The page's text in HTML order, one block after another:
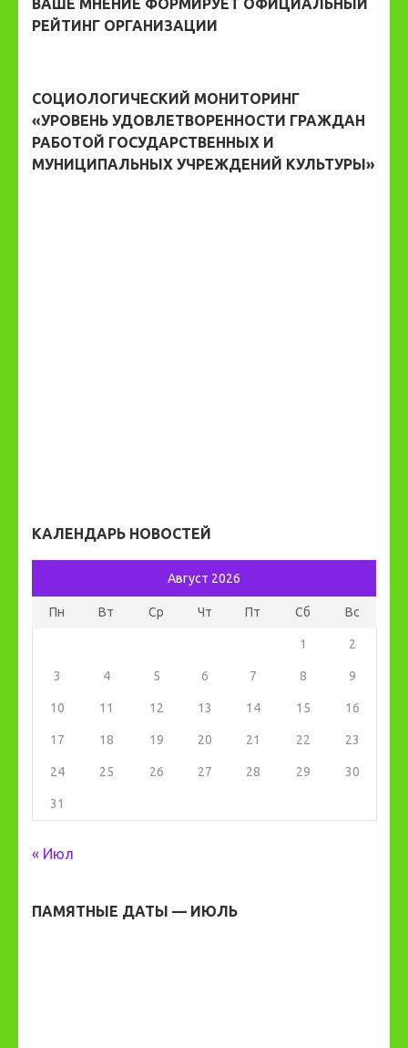
ВАШЕ МНЕНИЕ ФОРМИРУЕТ ОФИЦИАЛЬНЫЙ
РЕЙТИНГ ОРГАНИЗАЦИИ
СОЦИОЛОГИЧЕСКИЙ МОНИТОРИНГ
«УРОВЕНЬ УДОВЛЕТВОРЕННОСТИ ГРАЖДАН
РАБОТОЙ ГОСУДАРСТВЕННЫХ И
МУНИЦИПАЛЬНЫХ УЧРЕЖДЕНИЙ КУЛЬТУРЫ»
КАЛЕНДАРЬ НОВОСТЕЙ
Август 2026
Пн Вт Ср Чт Пт Сб Вс
1 2
3 4 5 6 7 8 9
10 11 12 13 14 15 16
17 18 19 20 21 22 23
24 25 26 27 28 29 30
31
« Июл
ПАМЯТНЫЕ ДАТЫ — ИЮЛЬ